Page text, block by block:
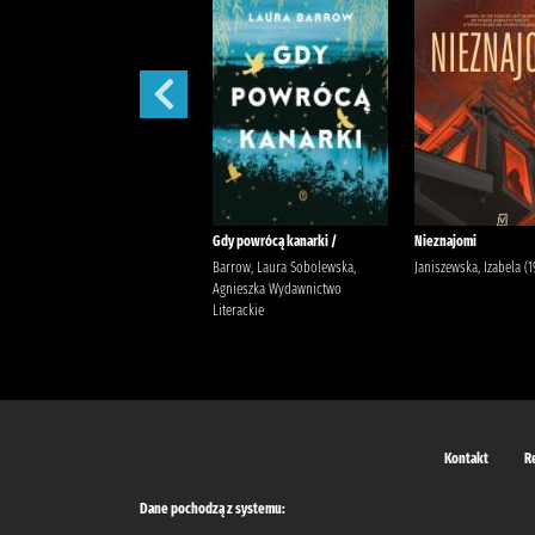
Gdy powrócą kanarki /
Barrow, Laura Sobolewska,
Agnieszka Wydawnictwo
Literackie
Nieznajomi
Janiszewska, Izabela
Kontakt
Dane pochodzą z systemu: